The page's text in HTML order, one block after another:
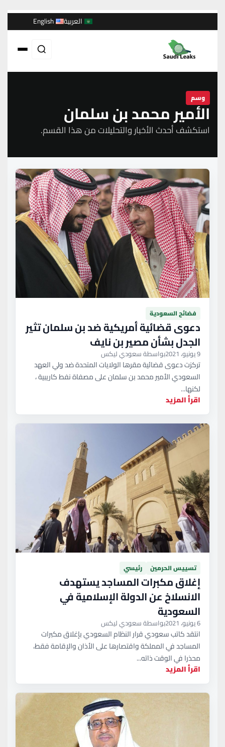
العربية English
وسم
الأمير محمد بن سلمان
استكشف أحدث الأخبار والتحليلات من هذا القسم.
فضائح السعودية
دعوى قضائية أمريكية ضد بن سلمان تثير
الجدل بشأن مصير بن نايف
9 يونيو، 2021 بواسطة سعودي ليكس
تركزت دعوى قضائية مقرها الولايات المتحدة ضد ولي العهد
السعودي الأمير محمد بن سلمان على مصفاة نفط كاريبية ،
لكنها...
اقرأ المزيد
تسييس الحرمين رئيسي
إغلاق مكبرات المساجد يستهدف
الانسلاخ عن الدولة الإسلامية في
السعودية
6 يونيو، 2021 بواسطة سعودي ليكس
انتقد كاتب سعودي قرار النظام السعودي بإغلاق مكبرات
المساجد في المملكة واقتصارها على الأذان والإقامة فقط،
محذرا في الوقت ذاته...
اقرأ المزيد